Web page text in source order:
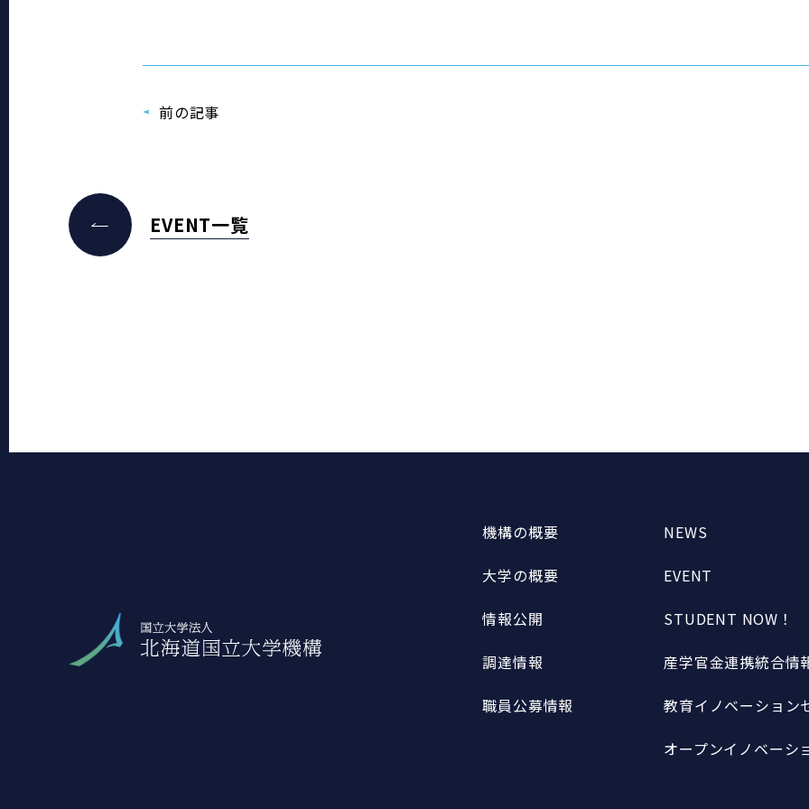
前の記事
EVENT一覧
機構の概要
大学の概要
情報公開
調達情報
職員公募情報
NEWS
EVENT
STUDENT NOW！
産学官金連携統合情
教育イノベーション
オープンイノベーシ